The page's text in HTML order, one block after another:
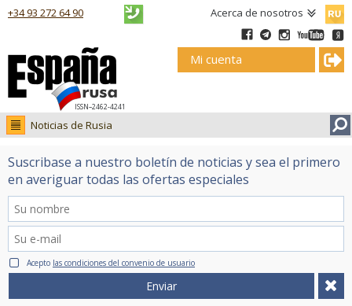
Acerca de nosotros
ISSN–2462-4241
+34 93 272 64 90
Mi cuenta
Noticias de Rusia
Noticias de Rusia
Fotos
Suscribase a nuestro boletín de noticias y sea el primero
en averiguar todas las ofertas especiales
Acepto las condiciones del convenio de usuario
Enviar